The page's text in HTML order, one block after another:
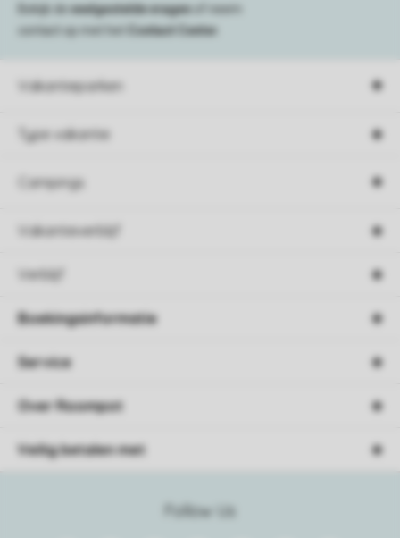
Vakantieparken
Type vakantie
Campings
Vakantieverblijf
Verblijf
Bekijk de veelgestelde vragen
of neem
contact op met het
Contact Center
Follow Us
Boekingsinformatie
Service
Over Roompot
Veilig betalen met